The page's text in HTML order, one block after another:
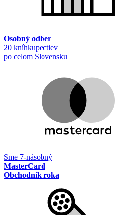
Osobný odber
20 kníhkupectiev
po celom Slovensku
Sme 7-násobný
MasterCard
Obchodník roka